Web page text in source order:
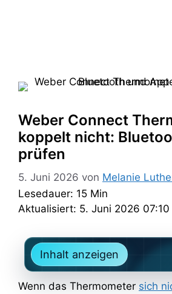
Weber Connect
koppelt nicht:
prüfen
5. Juni 2026 von Melanie
Lesedauer: 15 Min
Aktualisiert: 5. Juni 2026 07:10
Inhalt anzeigen
Wenn das Thermometer sich